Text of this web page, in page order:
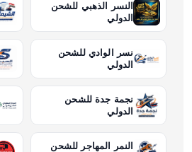
النسر الذهبي للشحن
الدولي
نسر الوادي للشحن
الدولي
نجمة جدة للشحن
الدولي
النمر المهاجر للشحن